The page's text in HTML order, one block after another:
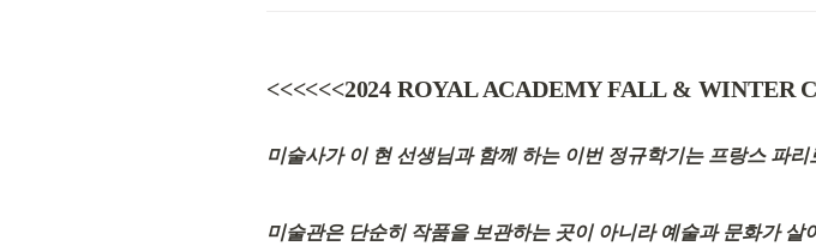
<<<<<<2024 ROYAL ACADEMY FALL & WINTER
미술사가 이 현 선생님과 함께 하는 이번 정규학기는 프랑스 파리
미술관은 단순히 작품을 보관하는 곳이 아니라 예술과 문화가 살